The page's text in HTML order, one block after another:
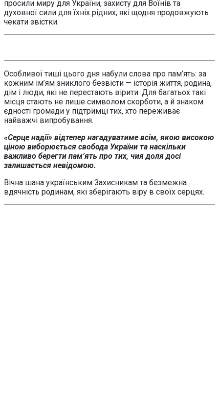
просили миру для України, захисту для Воїнів та
духовної сили для їхніх рідних, які щодня продовжують
чекати звістки.
Особливої тиші цього дня набули слова про пам’ять: за
кожним ім’ям зниклого безвісти — історія життя, родина,
дім і люди, які не перестають вірити. Для багатьох такі
місця стають не лише символом скорботи, а й знаком
єдності громади у підтримці тих, хто переживає
найважчі випробування.
«Серце надії» відтепер нагадуватиме всім, якою високою
ціною виборюється свобода України та наскільки
важливо берегти пам’ять про тих, чия доля досі
залишається невідомою.
Вічна шана українським Захисникам та безмежна
вдячність родинам, які зберігають віру в своїх серцях.